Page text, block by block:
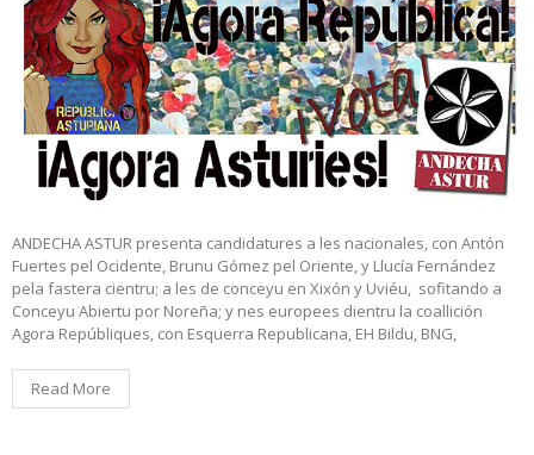
ANDECHA ASTUR presenta candidatures a les nacionales, con Antón
Fuertes pel Ocidente, Brunu Gómez pel Oriente, y Llucía Fernández
pela fastera cientru; a les de conceyu en Xixón y Uviéu, sofitando a
Conceyu Abiertu por Noreña; y nes europees dientru la coallición
Agora Repúbliques, con Esquerra Republicana, EH Bildu, BNG,
Read More